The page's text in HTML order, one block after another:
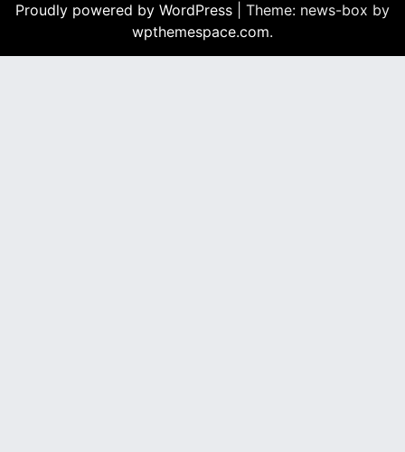
Proudly powered by WordPress
Theme: news-box by
wpthemespace.com.